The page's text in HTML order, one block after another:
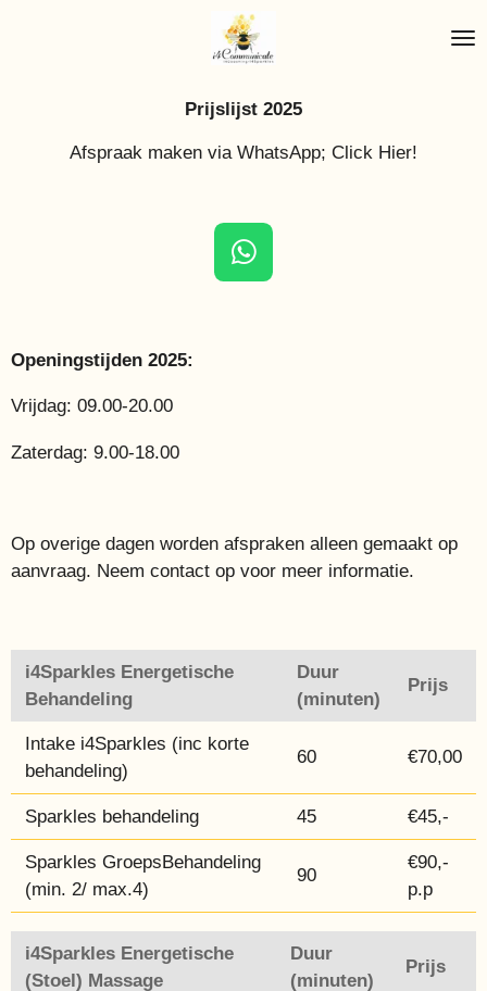
Prijslijst 2025
Afspraak maken via WhatsApp; Click Hier!
W
Openingstijden 2025:
Vrijdag: 09.00-20.00
Zaterdag: 9.00-18.00
Op overige dagen worden afspraken alleen gemaakt op
aanvraag. Neem contact op voor meer informatie.
i4Sparkles Energetische
Behandeling
Duur
(minuten)
Prijs
Intake i4Sparkles (inc korte
behandeling)
60 €70,00
Sparkles behandeling 45 €45,-
Sparkles GroepsBehandeling
(min. 2/ max.4)
90
€90,-
p.p
i4Sparkles Energetische
(Stoel) Massage
Duur
(minuten)
Prijs